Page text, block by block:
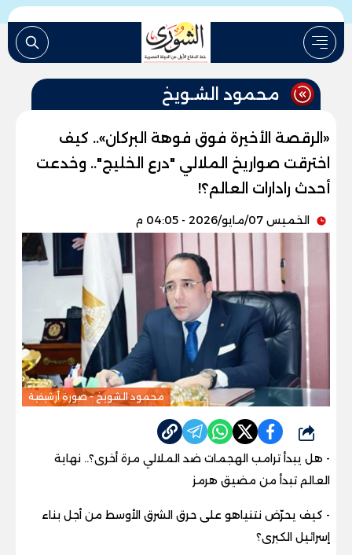
محمود الشـويخ
«الرقصة الأخيرة فوق فوهة البركان».. كيف
اخترقت صواريخ الملالي "درع الخليج".. وخدعت
أحدث رادارات العالم؟!
الخميس 07/مايو/2026 - 04:05 م
محمود الشويخ - صورة أرشيفية
شارك
- هل يبدأ ترامب الهجمات ضد الملالي مرة أخرى؟.. نهاية
العالم تبدأ من مضيق هرمز
- كيف يحرّض نتنياهو على حرق الشرق الأوسط من أجل بناء
إسرائيل الكبرى؟